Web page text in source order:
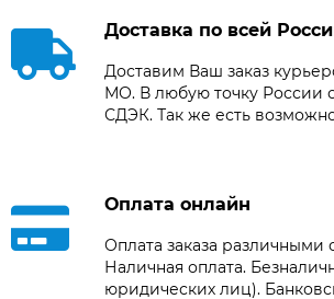
Доставка по всей
Доставим Ваш заказ
МО. В любую точку России
СДЭК. Так же есть
Оплата онлайн
Оплата заказа различными
Наличная оплата.
юридических лиц).